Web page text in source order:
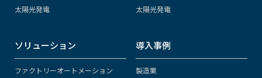
太陽光発電
太陽光発電
ソリューション
ファクトリーオートメーション
導入事例
製造業